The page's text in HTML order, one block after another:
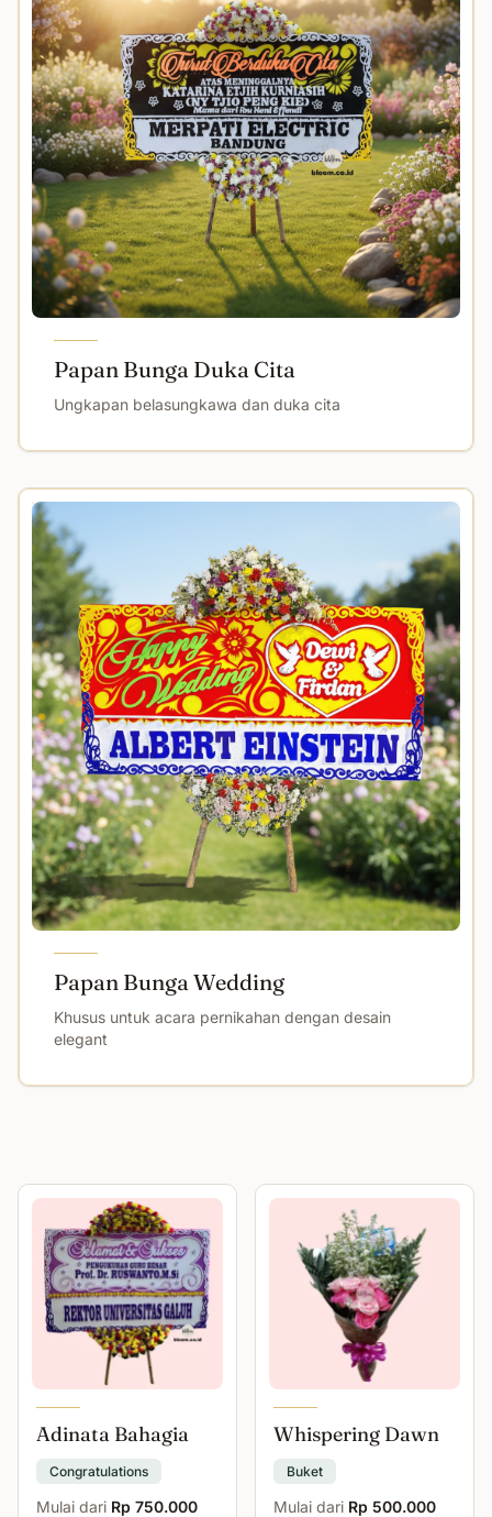
Papan Bunga Duka Cita
Ungkapan belasungkawa dan duka cita
Papan Bunga Wedding
Khusus untuk acara pernikahan dengan desain
elegant
Adinata Bahagia
Congratulations
Mulai dari Rp 750.000
Whispering Dawn
Buket
Mulai dari Rp 500.000